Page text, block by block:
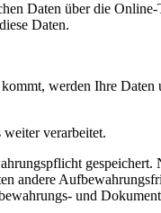
Daten über die
Daten.
werden Ihre
verarbeitet.
andere
und